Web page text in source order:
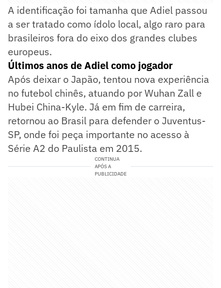
A identificação foi tamanha que Adiel passou
a ser tratado como ídolo local, algo raro para
brasileiros fora do eixo dos grandes clubes
europeus.
Últimos anos de Adiel como jogador
Após deixar o Japão, tentou nova experiência
no futebol chinês, atuando por Wuhan Zall e
Hubei China-Kyle. Já em fim de carreira,
retornou ao Brasil para defender o Juventus-
SP, onde foi peça importante no acesso à
Série A2 do Paulista em 2015.
CONTINUA
APÓS A
PUBLICIDADE